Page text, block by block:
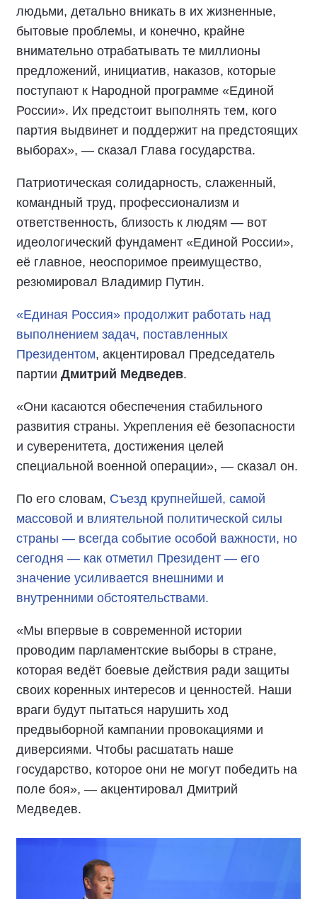
людьми, детально вникать в их жизненные,
бытовые проблемы, и конечно, крайне
внимательно отрабатывать те миллионы
предложений, инициатив, наказов, которые
поступают к Народной программе «Единой
России». Их предстоит выполнять тем, кого
партия выдвинет и поддержит на предстоящих
выборах», — сказал Глава государства.
Патриотическая солидарность, слаженный,
командный труд, профессионализм и
ответственность, близость к людям — вот
идеологический фундамент «Единой России»,
её главное, неоспоримое преимущество,
резюмировал Владимир Путин.
«Единая Россия» продолжит работать над
выполнением задач, поставленных
Президентом, акцентировал Председатель
партии Дмитрий Медведев.
«Они касаются обеспечения стабильного
развития страны. Укрепления её безопасности
и суверенитета, достижения целей
специальной военной операции», — сказал он.
По его словам, Съезд крупнейшей, самой
массовой и влиятельной политической силы
страны — всегда событие особой важности, но
сегодня — как отметил Президент — его
значение усиливается внешними и
внутренними обстоятельствами.
«Мы впервые в современной истории
проводим парламентские выборы в стране,
которая ведёт боевые действия ради защиты
своих коренных интересов и ценностей. Наши
враги будут пытаться нарушить ход
предвыборной кампании провокациями и
диверсиями. Чтобы расшатать наше
государство, которое они не могут победить на
поле боя», — акцентировал Дмитрий
Медведев.